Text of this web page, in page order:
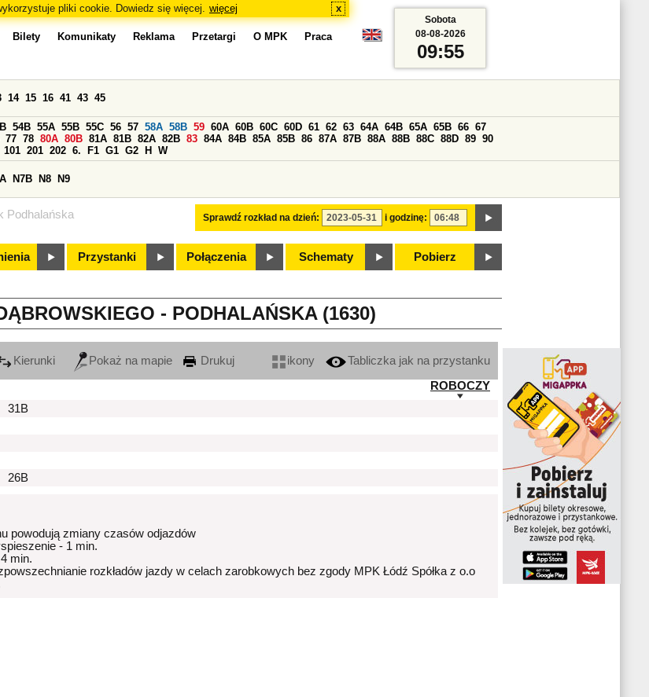
pliki cookie. Dowiedz się więcej. więcej x
Podhalańska
Bilety Komunikaty Reklama Przetargi O MPK Praca
Sprawdź rozkład na dzień: i godzinę:
14 15 16 41 43 45
54B 55A 55B 55C 56 57 58A 58B 59 60A 60B 60C 60D 61 62 63 64A 64B 65A 65B 66 67
77 78 80A 80B 81A 81B 82A 82B 83 84A 84B 85A 85B 86 87A 87B 88A 88B 88C 88D 89 90
101 201 202 6. F1 G1 G2 H W
N7B N8 N9
Przystanki Połączenia Schematy Pobierz
Sobota
08-08-2026
09:55
- PODHALAŃSKA (1630)
Kierunki Pokaż na mapie Drukuj ikony
Tabliczka jak na przystanku
ROBOCZY
31B
26B
powodują zmiany czasów odjazdów
- 1 min.
min.
rozkładów jazdy w celach zarobkowych bez zgody MPK Łódź Spółka z o.o